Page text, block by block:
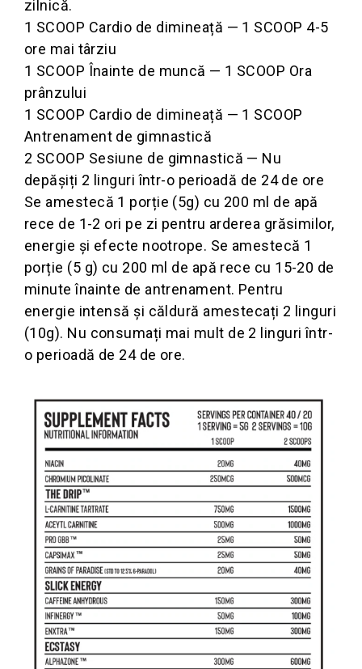
zilnică.
1 SCOOP Cardio de dimineață — 1 SCOOP 4-5
ore mai târziu
1 SCOOP Înainte de muncă — 1 SCOOP Ora
prânzului
1 SCOOP Cardio de dimineață — 1 SCOOP
Antrenament de gimnastică
2 SCOOP Sesiune de gimnastică — Nu
depășiți 2 linguri într-o perioadă de 24 de ore
Se amestecă 1 porție (5g) cu 200 ml de apă
rece de 1-2 ori pe zi pentru arderea grăsimilor,
energie și efecte nootrope. Se amestecă 1
porție (5 g) cu 200 ml de apă rece cu 15-20 de
minute înainte de antrenament. Pentru
energie intensă și căldură amestecați 2 linguri
(10g). Nu consumați mai mult de 2 linguri într-
o perioadă de 24 de ore.